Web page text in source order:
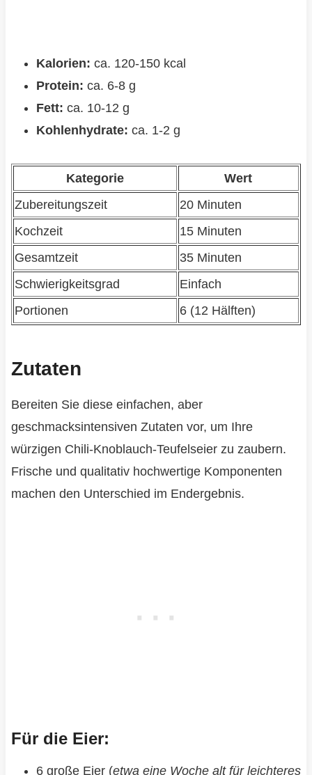
Kalorien: ca. 120-150 kcal
Protein: ca. 6-8 g
Fett: ca. 10-12 g
Kohlenhydrate: ca. 1-2 g
Kategorie
Wert
Zubereitungszeit
20 Minuten
Kochzeit
15 Minuten
Gesamtzeit
35 Minuten
Schwierigkeitsgrad
Einfach
Portionen
6 (12 Hälften)
Zutaten
Bereiten Sie diese einfachen, aber
geschmacksintensiven Zutaten vor, um Ihre
würzigen Chili-Knoblauch-Teufelseier zu zaubern.
Frische und qualitativ hochwertige Komponenten
machen den Unterschied im Endergebnis.
Für die Eier:
6 große Eier (etwa eine Woche alt für leichteres